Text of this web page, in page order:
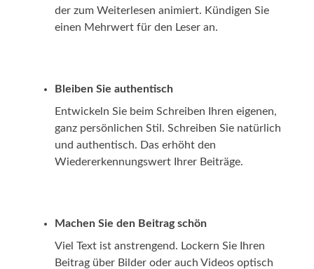
der zum Weiterlesen animiert. Kündigen Sie
einen Mehrwert für den Leser an.
Bleiben Sie authentisch
Entwickeln Sie beim Schreiben Ihren eigenen,
ganz persönlichen Stil. Schreiben Sie natürlich
und authentisch. Das erhöht den
Wiedererkennungswert Ihrer Beiträge.
Machen Sie den Beitrag schön
Viel Text ist anstrengend. Lockern Sie Ihren
Beitrag über Bilder oder auch Videos optisch